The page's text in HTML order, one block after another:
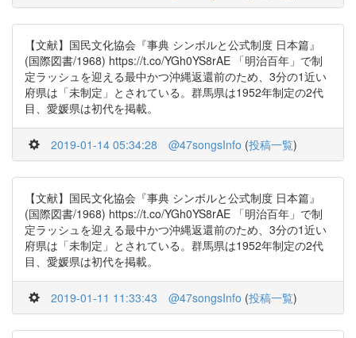
【文献】国民文化協会『事典 シンボルと公式制度 日本篇』
(国際図書/1968) https://t.co/YGh0YS8rAE 「明治百年」で制
定ラッシュを迎える最中かつ沖縄返還前のため、3分の1近い
府県は「未制定」とされている。群馬県は1952年制定の2代
目、愛媛県は初代を掲載。
2019-01-14 05:34:28 @47songsInfo (投稿一覧)
【文献】国民文化協会『事典 シンボルと公式制度 日本篇』
(国際図書/1968) https://t.co/YGh0YS8rAE 「明治百年」で制
定ラッシュを迎える最中かつ沖縄返還前のため、3分の1近い
府県は「未制定」とされている。群馬県は1952年制定の2代
目、愛媛県は初代を掲載。
2019-01-11 11:33:43 @47songsInfo (投稿一覧)